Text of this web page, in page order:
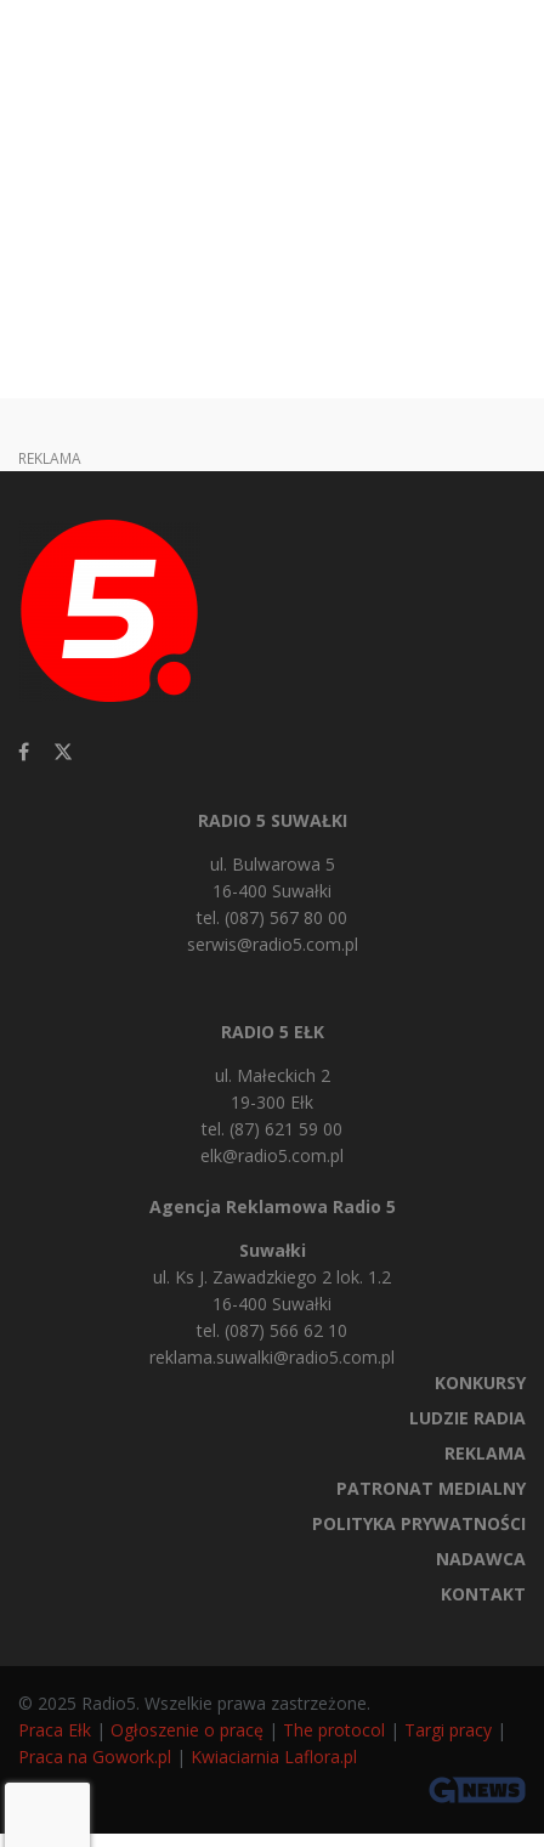
REKLAMA
RADIO 5 SUWAŁKI
ul. Bulwarowa 5
16-400 Suwałki
tel. (087) 567 80 00
serwis@radio5.com.pl
RADIO 5 EŁK
ul. Małeckich 2
19-300 Ełk
tel. (87) 621 59 00
elk@radio5.com.pl
Agencja Reklamowa Radio 5
Suwałki
ul. Ks J. Zawadzkiego 2 lok. 1.2
16-400 Suwałki
tel. (087) 566 62 10
reklama.suwalki@radio5.com.pl
KONKURSY
LUDZIE RADIA
REKLAMA
PATRONAT MEDIALNY
POLITYKA PRYWATNOŚCI
NADAWCA
KONTAKT
© 2025 Radio5. Wszelkie prawa zastrzeżone.
Praca Ełk | Ogłoszenie o pracę | The protocol | Targi pracy |
Praca na Gowork.pl | Kwiaciarnia Laflora.pl